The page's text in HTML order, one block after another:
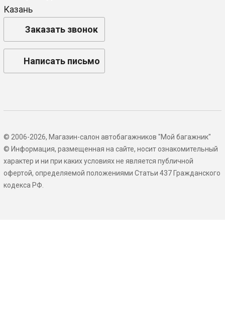
Казань
Заказать звонок
Написать письмо
© 2006-2026, Магазин-салон автобагажников "Мой багажник"
© Информация, размещенная на сайте, носит ознакомительный
характер и ни при каких условиях не является публичной
офертой, определяемой положениями Статьи 437 Гражданского
кодекса РФ.